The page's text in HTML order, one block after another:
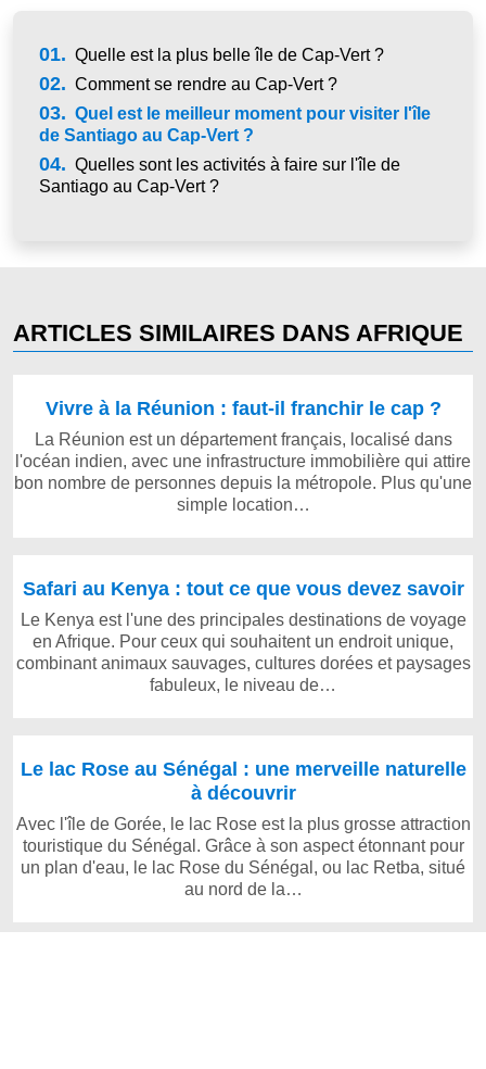
01. Quelle est la plus belle île de Cap-Vert ?
02. Comment se rendre au Cap-Vert ?
03. Quel est le meilleur moment pour visiter l'île
de Santiago au Cap-Vert ?
04. Quelles sont les activités à faire sur l'île de
Santiago au Cap-Vert ?
ARTICLES SIMILAIRES DANS AFRIQUE
Vivre à la Réunion : faut-il franchir le cap ?
La Réunion est un département français, localisé dans
l'océan indien, avec une infrastructure immobilière qui attire
bon nombre de personnes depuis la métropole. Plus qu'une
simple location…
Safari au Kenya : tout ce que vous devez savoir
Le Kenya est l'une des principales destinations de voyage
en Afrique. Pour ceux qui souhaitent un endroit unique,
combinant animaux sauvages, cultures dorées et paysages
fabuleux, le niveau de…
Le lac Rose au Sénégal : une merveille naturelle
à découvrir
Avec l'île de Gorée, le lac Rose est la plus grosse attraction
touristique du Sénégal. Grâce à son aspect étonnant pour
un plan d'eau, le lac Rose du Sénégal, ou lac Retba, situé
au nord de la…